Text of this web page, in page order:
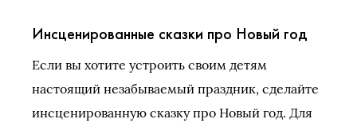
Инсценированные сказки про Новый год
Если вы хотите устроить своим детям
настоящий незабываемый праздник, сделайте
инсценированную сказку про Новый год. Для